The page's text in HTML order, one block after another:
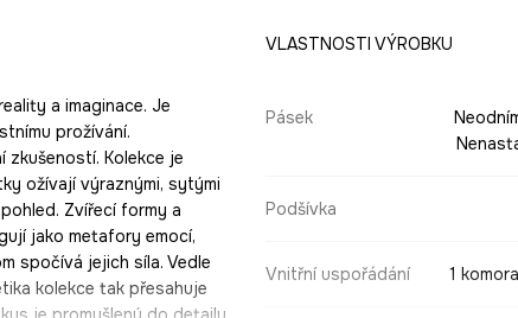
a imaginace. Je
prožívání.
Kolekce je
ožívají výraznými, sytými
Zvířecí formy a
jako metafory emocí,
spočívá jejich síla. Vedle
kolekce tak přesahuje
VLASTNOSTI VÝROBKU
Pásek
Podšívka
Vnitřní uspořádání 1